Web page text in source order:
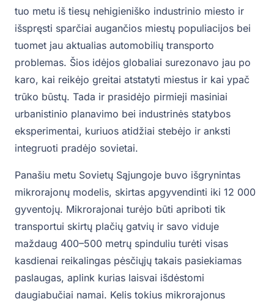
tuo metu iš tiesų nehigieniško industrinio miesto ir
išspręsti sparčiai augančios miestų populiacijos bei
tuomet jau aktualias automobilių transporto
problemas. Šios idėjos globaliai surezonavo jau po
karo, kai reikėjo greitai atstatyti miestus ir kai ypač
trūko būstų. Tada ir prasidėjo pirmieji masiniai
urbanistinio planavimo bei industrinės statybos
eksperimentai, kuriuos atidžiai stebėjo ir anksti
integruoti pradėjo sovietai.
Panašiu metu Sovietų Sąjungoje buvo išgrynintas
mikrorajonų modelis, skirtas apgyvendinti iki 12 000
gyventojų. Mikrorajonai turėjo būti apriboti tik
transportui skirtų plačių gatvių ir savo viduje
maždaug 400–500 metrų spinduliu turėti visas
kasdienai reikalingas pėsčiųjų takais pasiekiamas
paslaugas, aplink kurias laisvai išdėstomi
daugiabučiai namai. Kelis tokius mikrorajonus